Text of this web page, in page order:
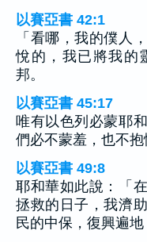
以賽亞書 42:1
「看哪，我的僕人
悅的，我已將我的
邦。
以賽亞書 45:17
唯有以色列必蒙耶
們必不蒙羞，也不抱
以賽亞書 49:8
耶和華如此說：「
拯救的日子，我濟
民的中保，復興遍地